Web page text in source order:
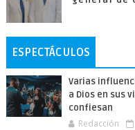
ESPECTÁCULOS
Varias
a Dios en sus
confiesan
Redacción